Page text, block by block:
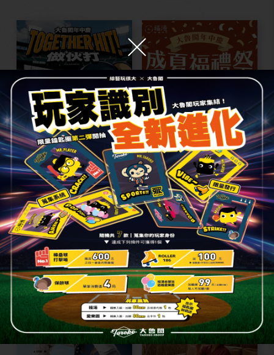
2026.07.01
優惠活動
【大魯閣年中慶】棒壘打擊
場｜Together HIT作伙打!!
2026.06.27
優惠活動
【大魯閣年中慶】福湯｜盛
夏福禮祭，最高現省2900!!